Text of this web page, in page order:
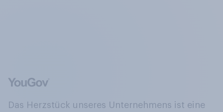
Das Herzstück unseres Unternehmens ist eine